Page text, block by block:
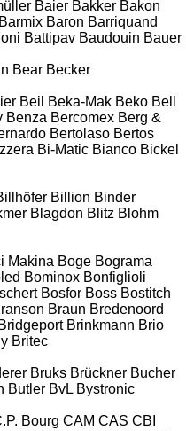
Baier Bakker Bakon
Barmix Baron Barriquand
Battipav Baudouin Bauer
Bear Becker
Beil Beka-Mak Beko Bell
Benza Bercomex Berg &
Bertolaso Bertos
Bi-Matic Bianco Bickel
Billion Binder
Blagdon Blitz Blohm
Makina Boge Bograma
Bominox Bonfiglioli
Bosfor Boss Bostitch
Braun Bredenoord
Bridgeport Brinkmann Brio
Britec
Bruks Brückner Bucher
Butler BvL Bystronic
Bourg CAM CAS CBI